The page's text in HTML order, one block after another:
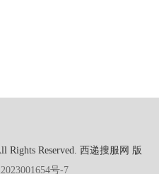
Rights Reserved. 西递搜服网 版
号-7